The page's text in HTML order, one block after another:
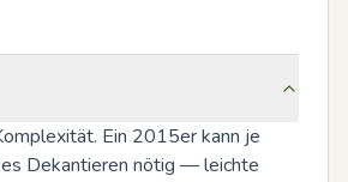
Ein 2015er kann je
Dekantieren nötig — leichte